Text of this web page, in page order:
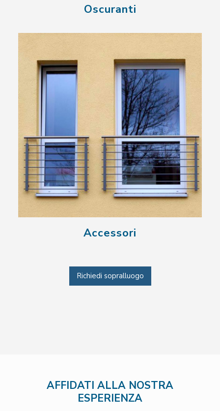
Oscuranti
Accessori
Richiedi sopralluogo
AFFIDATI ALLA NOSTRA
ESPERIENZA